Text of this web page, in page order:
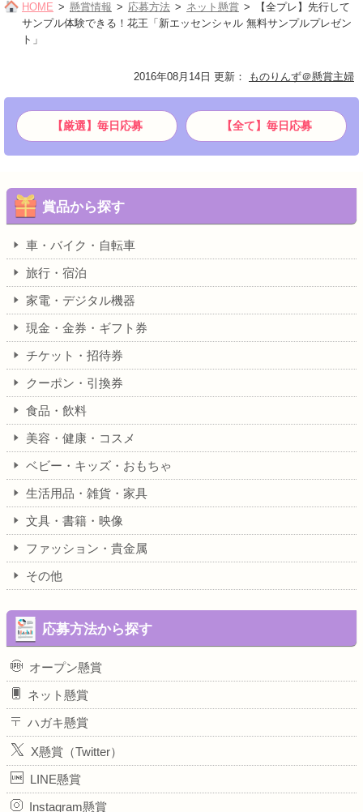
HOME 懸賞情報 応募方法 ネット懸賞
【全プレ】先行して
サンプル体験できる！花王「新エッセンシャル 無料サンプルプレゼン
ト」
2016年08月14日 更新 ： ものりんず＠懸賞主婦
【厳選】毎日応募 【全て】毎日応募
賞品から探す
車・バイク・自転車
旅行・宿泊
家電・デジタル機器
現金・金券・ギフト券
チケット・招待券
クーポン・引換券
食品・飲料
美容・健康・コスメ
ベビー・キッズ・おもちゃ
生活用品・雑貨・家具
文具・書籍・映像
ファッション・貴金属
その他
応募方法から探す
オープン懸賞
ネット懸賞
ハガキ懸賞
X懸賞（Twitter）
LINE懸賞
Instagram懸賞